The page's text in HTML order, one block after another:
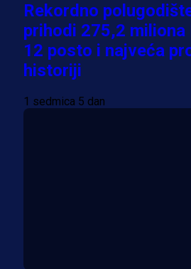
Rekordno
prihodi 275,2
12 posto i najveća
historiji
1 sedmica 5 dan